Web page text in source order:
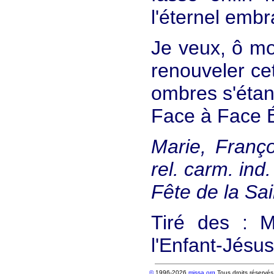
l'éternel
Je veux, ô
renouveler
ombres
Face à Face
Marie,
rel. carm. ind.
Fête de la
Tiré des :
l'Enfant-
©1996-2026 missa.org Tous droits